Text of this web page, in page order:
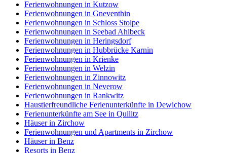
Ferienwohnungen in Kutzow
Ferienwohnungen in Gneventhin
Ferienwohnungen in Schloss Stolpe
Ferienwohnungen in Seebad Ahlbeck
Ferienwohnungen in Heringsdorf
Ferienwohnungen in Hubbrücke Karnin
Ferienwohnungen in Krienke
Ferienwohnungen in Welzin
Ferienwohnungen in Zinnowitz
Ferienwohnungen in Neverow
Ferienwohnungen in Rankwitz
Haustierfreundliche Ferienunterkünfte in Dewichow
Ferienunterkünfte am See in Quilitz
Häuser in Zirchow
Ferienwohnungen und Apartments in Zirchow
Häuser in Benz
Resorts in Benz